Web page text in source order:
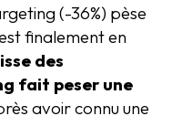
(-36%) pèse
finalement en
des
fait peser une
avoir connu une